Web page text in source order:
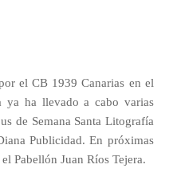
el CB 1939 Canarias en el
ya ha llevado a cabo varias
de Semana Santa Litografía
Publicidad. En próximas
Pabellón Juan Ríos Tejera.